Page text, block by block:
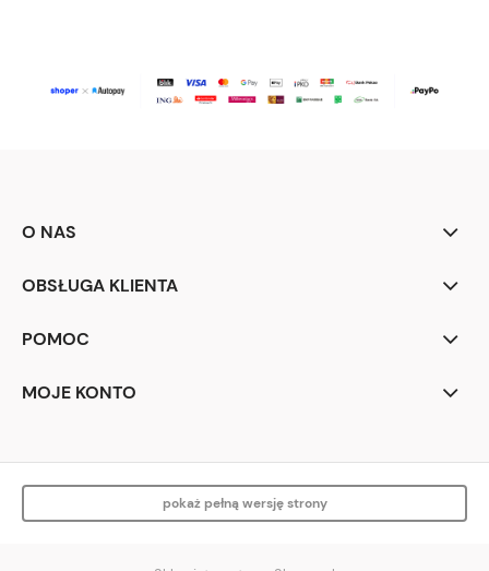
O NAS
OBSŁUGA KLIENTA
POMOC
MOJE KONTO
pokaż pełną wersję strony